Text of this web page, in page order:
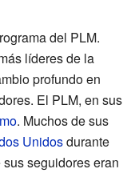
del PLM.
líderes de la
profundo en
El PLM, en sus
. Muchos de sus
Unidosdurante
seguidores eran